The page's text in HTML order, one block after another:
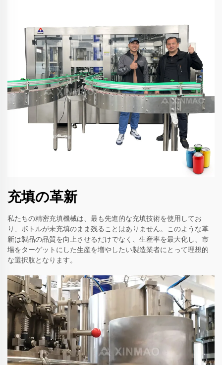
充填の革新
私たちの精密充填機械は、最も先進的な充填技術を使用してお
り、ボトルが未充填のまま残ることはありません。このような革
新は製品の品質を向上させるだけでなく、生産率を最大化し、市
場をターゲットにした生産を増やしたい製造業者にとって理想的
な選択肢となります。